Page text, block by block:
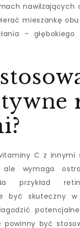
mieszankę
–
C z innymi
wymaga
przykład
być skuteczny
być